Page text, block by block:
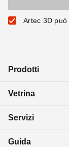
Artec 3D
Prodotti
Vetrina
Servizi
Guida